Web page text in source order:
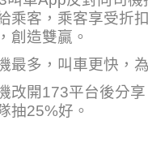
乘客，乘客享受折
創造雙贏。
最多，叫車更快，
改開173平台後分
抽25%好。